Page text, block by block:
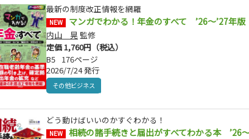
最新の制度改正情報を網羅
NEW マンガでわかる！年金のすべて ’26～’27年版
内山 晃 監修
定価 1,760円（税込）
B5 176ページ
2026/7/24 発行
その他ビジネス
どう動けばいいのかすぐわかる！
NEW 相続の諸手続きと届出がすべてわかる本 ’26